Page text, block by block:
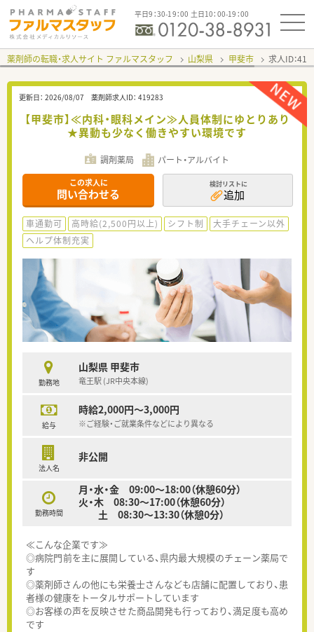
平日9：30-19：00 土日10：00-19：00
薬剤師の転職・求人サイト ファルマスタッフ 山梨県 甲斐市 求人ID：
更新日： 2026/08/07 薬剤師求人ID： 419283
【甲斐市】≪内科・眼科メイン≫人員体制にゆとりあり
★異動も少なく働きやすい環境です
調剤薬局 パート・アルバイト
この求人に
問い合わせる
検討リストに
追加
車通勤可 高時給(2,500円以上) シフト制
大手チェーン以外
ヘルプ体制充実
勤務地
山梨県 甲斐市
竜王駅 (JR中央本線)
給与
時給2,000円～3,000円
※ご経験・ご就業条件などにより異なる
法人名
非公開
勤務時間
月・水・金 09:00～18:00（休憩60分）
火・木 08:30～17:00（休憩60分）
土 08:30～13:30（休憩0分）
≪こんな企業です≫
◎病院門前を主に展開している、県内最大規模のチェーン薬局で
す
◎薬剤師さんの他にも栄養士さんなども店舗に配置しており、患
者様の健康をトータルサポートしています
◎お客様の声を反映させた商品開発も行っており、満足度も高め
です